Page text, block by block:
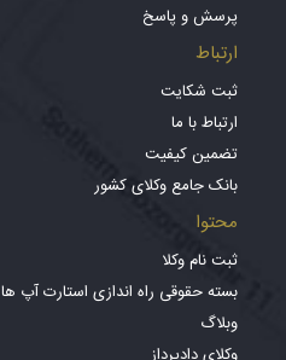
پرسش و پاسخ
ارتباط
ثبت شکایت
ارتباط با ما
تضمین کیفیت
بانک جامع وکلای کشور
محتوا
ثبت نام وکلا
بسته حقوقی راه اندازی استارت آپ ها
وبلاگ